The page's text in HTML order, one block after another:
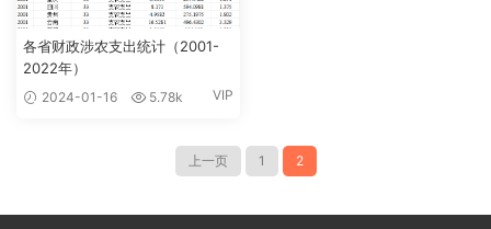
各省财政涉农支出统计（2001-
2022年）
2024-01-16 5.78k VIP
上一页 1 2